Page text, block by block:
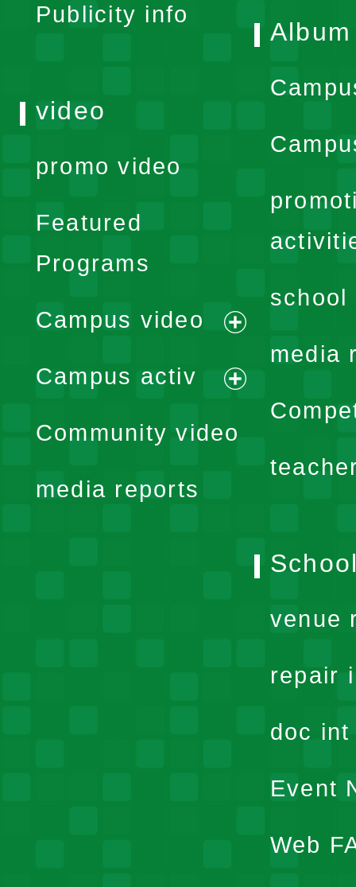
Publicity info
Album
school
media
video
promo video
Featured
Programs
Campus video
expand
menu
Campus activ
expand
Community video
media reports
venue
repair
doc
Event
Web